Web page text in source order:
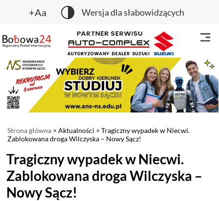
+Aa Wersja dla słabowidzących
Strona główna > Aktualności > Tragiczny wypadek w Niecwi.
Zablokowana droga Wilczyska – Nowy Sącz!
Tragiczny wypadek w Niecwi.
Zablokowana droga Wilczyska –
Nowy Sącz!